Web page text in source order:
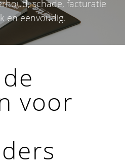
schade, facturatie
en eenvoudig.
voor